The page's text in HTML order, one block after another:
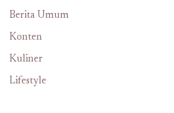
Berita Umum
Konten
Kuliner
Lifestyle